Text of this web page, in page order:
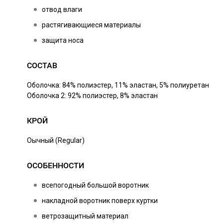
отвод влаги
растягивающиеся материалы
защита носа
СОСТАВ
Оболочка: 84% полиэстер, 11% эластан, 5% полиуретан
Оболочка 2: 92% полиэстер, 8% эластан
КРОЙ
Оычный (Regular)
ОСОБЕННОСТИ
всепогодный большой воротник
накладной воротник поверх куртки
ветрозащитный материал